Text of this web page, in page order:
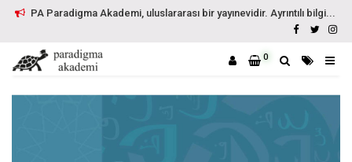
PA Paradigma Akademi, uluslararası bir yayınevidir. Ayrıntılı bilgi...
0